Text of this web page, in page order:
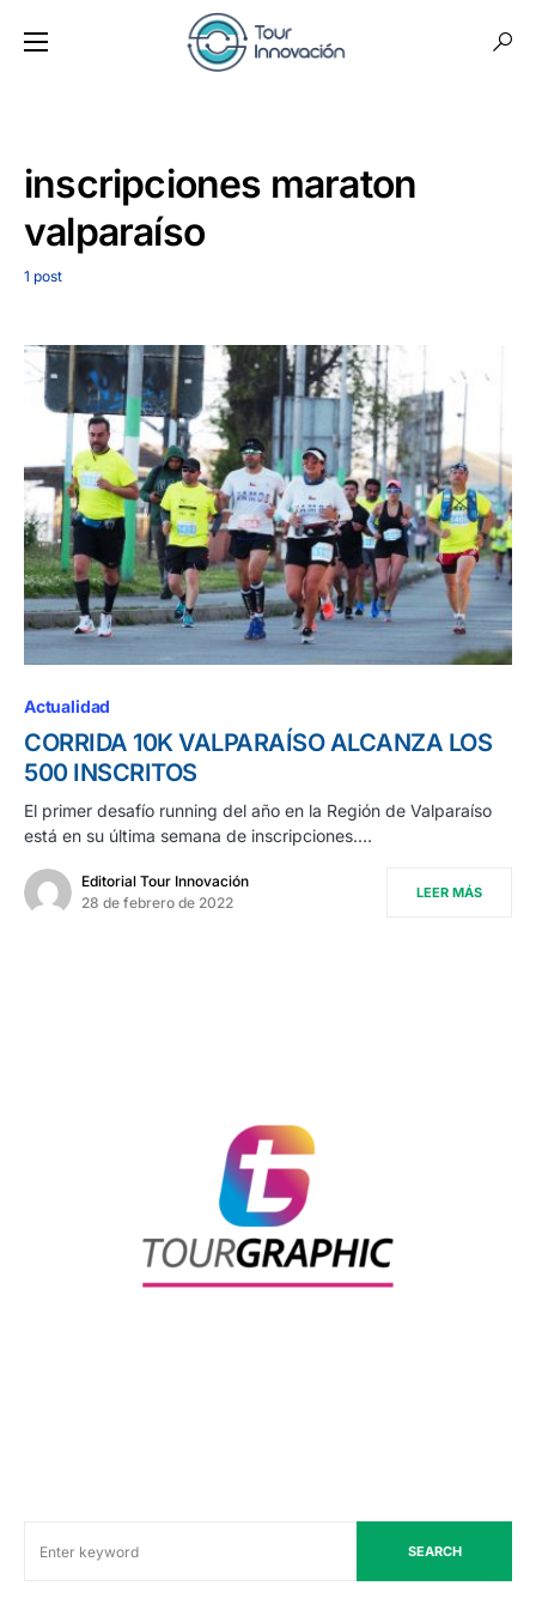
inscripciones maraton
valparaíso
1 post
Actualidad
CORRIDA 10K VALPARAÍSO ALCANZA LOS
500 INSCRITOS
El primer desafío running del año en la Región de Valparaíso
está en su última semana de inscripciones.…
Editorial Tour Innovación
28 de febrero de 2022
LEER MÁS
SEARCH